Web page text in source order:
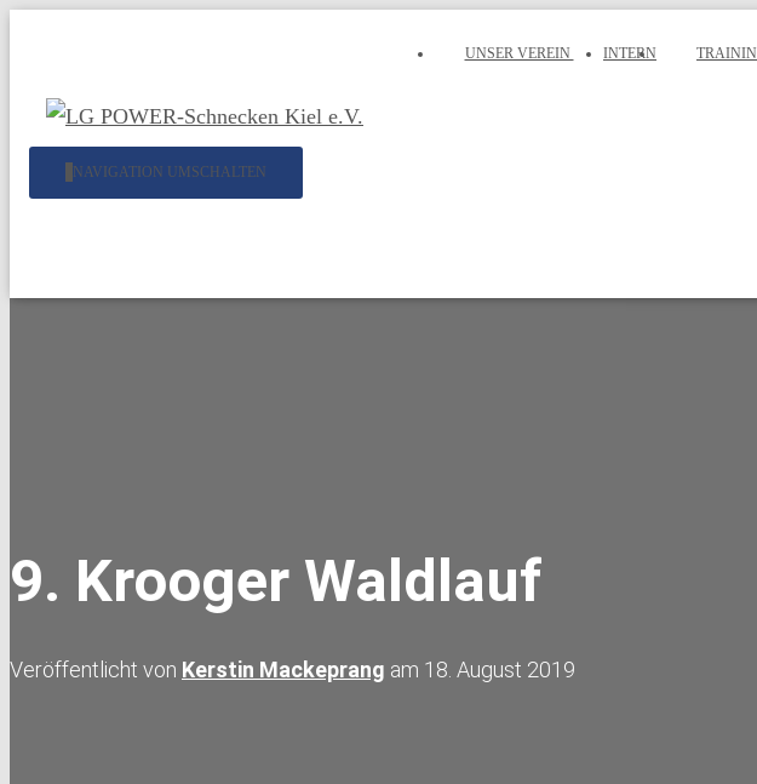
NAVIGATION UMSCHALTEN
UNSER VEREIN INTERN
9. Krooger Waldlauf
Veröffentlicht von Kerstin Mackeprang am 18. August 2019